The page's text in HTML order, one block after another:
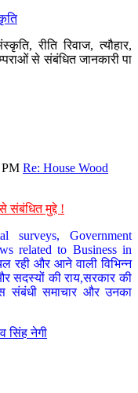
रीति रिवाज, त्यौहार,
से संबंधित जानकारी पा
PM Re: House Wood
संबंधित मुद्दे !
surveys, Government
related to Business in
रही और आने वाली विभिन्न
सदस्यों की राय,सरकार की
संबंधी समाचार और उनका
सिंह नेगी